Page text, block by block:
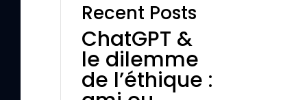
Recent Posts
ChatGPT &
le dilemme
de l’éthique :